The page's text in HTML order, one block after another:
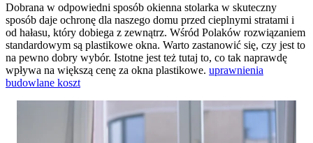
Dobrana w odpowiedni sposób okienna stolarka w skuteczny
sposób daje ochronę dla naszego domu przed cieplnymi stratami i
od hałasu, który dobiega z zewnątrz. Wśród Polaków rozwiązaniem
standardowym są plastikowe okna. Warto zastanowić się, czy jest to
na pewno dobry wybór. Istotne jest też tutaj to, co tak naprawdę
wpływa na większą cenę za okna plastikowe. uprawnienia
budowlane koszt